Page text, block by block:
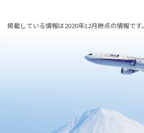
掲載している情報は2020年12月時点の情報です。